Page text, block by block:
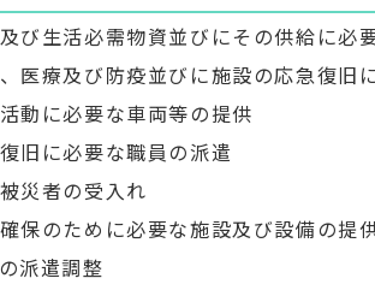
び生活必需物資並びにその供給に必
医療及び防疫並びに施設の応急復旧
動に必要な車両等の提供
旧に必要な職員の派遣
災者の受入れ
保のために必要な施設及び設備の提
派遣調整